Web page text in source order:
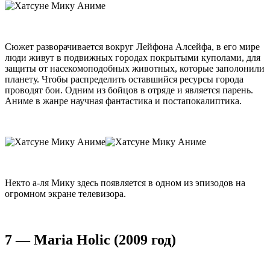
Сюжет разворачивается вокруг Лейфона Алсейфа, в его мире
люди живут в подвижных городах покрытыми куполами, для
защиты от насекомоподобных животных, которые заполонили
планету. Чтобы распределить оставшийся ресурсы города
проводят бои. Одним из бойцов в отряде и является парень.
Аниме в жанре научная фантастика и постапокалиптика.
Некто а-ля Мику здесь появляется в одном из эпизодов на
огромном экране телевизора.
7 — Maria Holic (2009 год)